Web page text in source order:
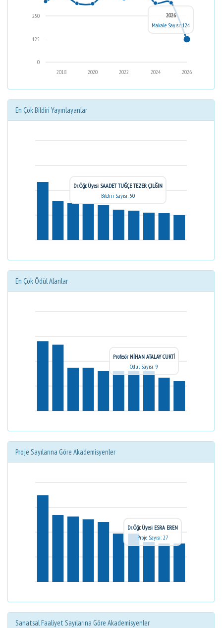
0
125
250
2026
2024
2022
2020
2018
2026
Makale Sayısı: 124
En Çok Bildiri Yayınlayanlar
Dr. Öğr. Üyesi SAADET TUĞÇE TEZER ÇILĞIN
Bildiri Sayısı: 50
En Çok Ödül Alanlar
Profesör NİHAN ATALAY CURTİ
Ödül Sayısı: 9
Proje Sayılarına Göre Akademisyenler
Dr. Öğr. Üyesi ESRA EREN
Proje Sayısı: 27
Sanatsal Faaliyet Sayılarına Göre Akademisyenler